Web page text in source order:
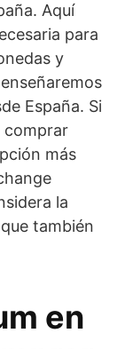
Aquí
para
y
España. Si
comprar
más
la
también
en